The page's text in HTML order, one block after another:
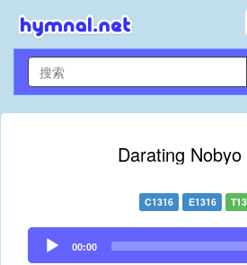
Darating Nobyo
C1316 E1316
Audio
Player
00:00